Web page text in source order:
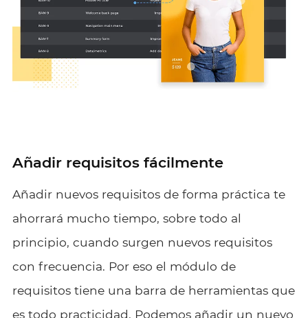
Añadir requisitos fácilmente
Añadir nuevos requisitos de forma práctica te
ahorrará mucho tiempo, sobre todo al
principio, cuando surgen nuevos requisitos
con frecuencia. Por eso el módulo de
requisitos tiene una barra de herramientas que
es todo practicidad. Podemos añadir un nuevo